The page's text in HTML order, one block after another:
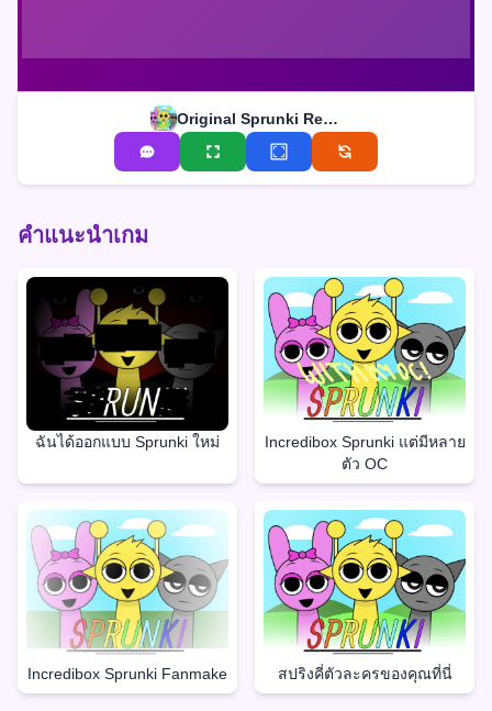
Original Sprunki Repost
คำแนะนำเกม
ฉันได้ออกแบบ Sprunki ใหม่
Incredibox Sprunki แต่มีหลาย
ตัว OC
Incredibox Sprunki Fanmake สปริงคี่ตัวละครของคุณที่นี่